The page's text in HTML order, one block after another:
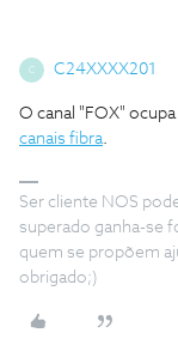
C C24XXXX201
O canal "FOX"
canais fibra.
Ser cliente NOS
superado ganha-se
quem se propõem
obrigado;)